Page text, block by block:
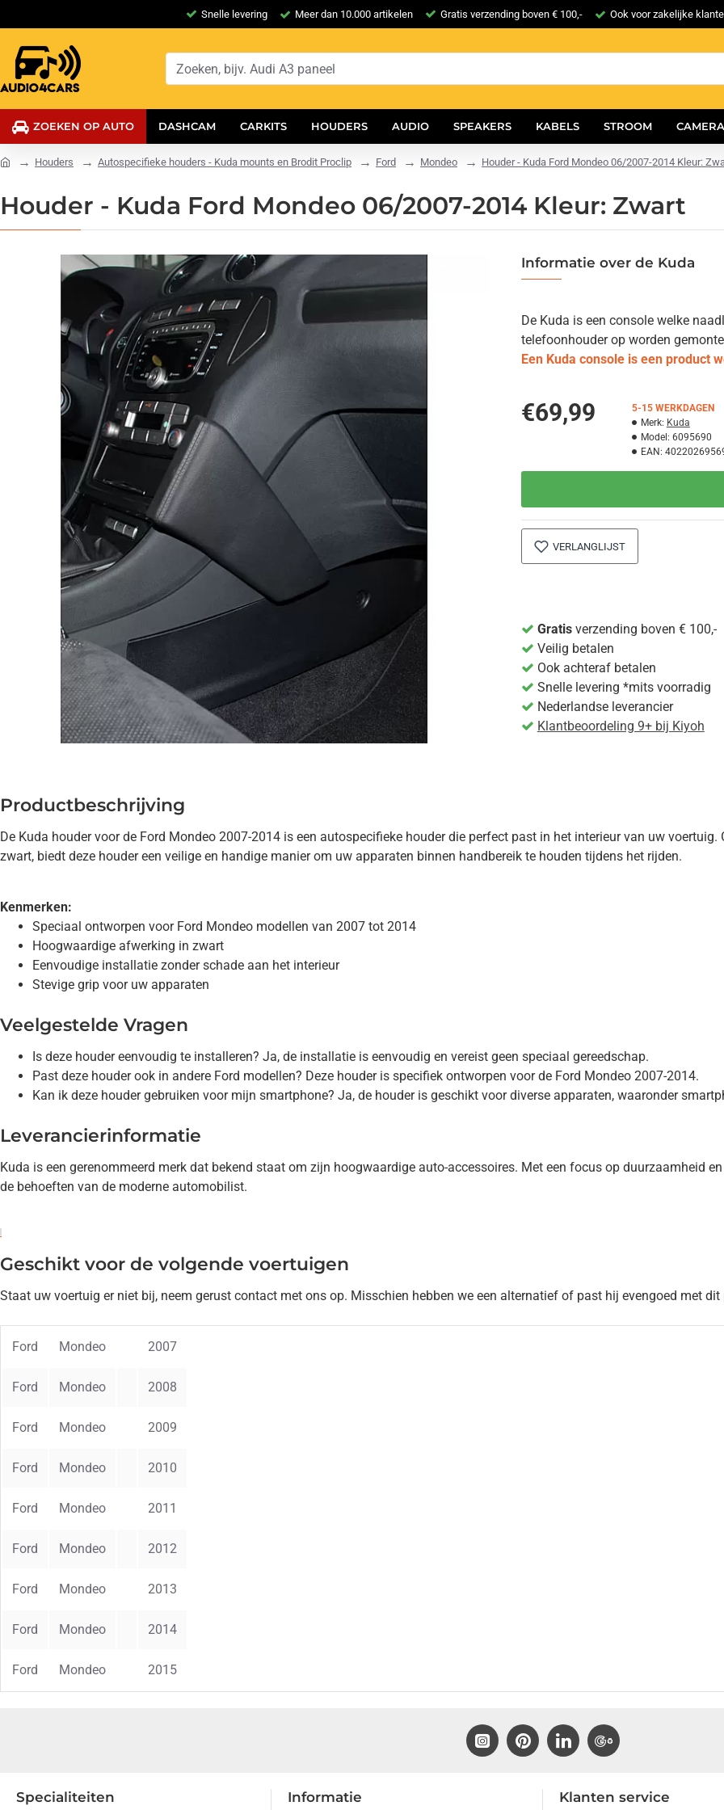
Snelle levering Meer dan 10.000 artikelen Gratis verzending boven € 100,- Ook voor zakelijke
ZOEKEN OP AUTO DASHCAM CARKITS HOUDERS AUDIO SPEAKERS KABELS STROOM
Houders Autospecifieke houders - Kuda mounts en Brodit Proclip Ford Mondeo Houder - Kuda Ford Mondeo 06/2007-2014 Kleur:
Houder - Kuda Ford Mondeo 06/2007-2014 Kleur: Zwart
Informatie over de Kuda
De Kuda is een console welke
telefoonhouder op worden
Een Kuda console is een product
€69,99
5-15 WERKDAGEN
Merk: Kuda
Model: 6095690
EAN:
VERLANGLIJST
Gratisverzending boven € 100,-
Veilig betalen
Ook achteraf betalen
Snelle levering *mits voorradig
Nederlandse leverancier
Klantbeoordeling 9+ bij Kiyoh
Productbeschrijving
De Kuda houder voor de Ford Mondeo 2007-2014 is een autospecifieke houder die perfect past in het interieur van uw
zwart, biedt deze houder een veilige en handige manier om uw apparaten binnen handbereik te houden tijdens het rijden.
Kenmerken:
Speciaal ontworpen voor Ford Mondeo modellen van 2007 tot 2014
Hoogwaardige afwerking in zwart
Eenvoudige installatie zonder schade aan het interieur
Stevige grip voor uw apparaten
Veelgestelde Vragen
Is deze houder eenvoudig te installeren? Ja, de installatie is eenvoudig en vereist geen speciaal gereedschap.
Past deze houder ook in andere Ford modellen? Deze houder is specifiek ontworpen voor de Ford Mondeo 2007-2014.
Kan ik deze houder gebruiken voor mijn smartphone? Ja, de houder is geschikt voor diverse apparaten, waaronder
Leverancierinformatie
Kuda is een gerenommeerd merk dat bekend staat om zijn hoogwaardige auto-accessoires. Met een focus op duurzaamheid
de behoeften van de moderne automobilist.
Geschikt voor de volgende voertuigen
Staat uw voertuig er niet bij, neem gerust contact met ons op. Misschien hebben we een alternatief of past hij evengoed met dit
Ford Mondeo 2007
Ford Mondeo 2008
Ford Mondeo 2009
Ford Mondeo 2010
Ford Mondeo 2011
Ford Mondeo 2012
Ford Mondeo 2013
Ford Mondeo 2014
Ford Mondeo 2015
Specialiteiten Informatie Klanten service